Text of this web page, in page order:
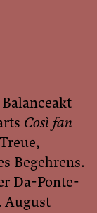
Così fan
Begehrens.
Da-Ponte-
August